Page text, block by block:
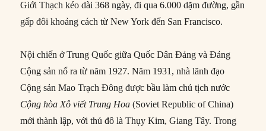
Giới Thạch kéo dài 368 ngày, đi qua 6.000 dặm đường, gần
gấp đôi khoảng cách từ New York đến San Francisco.
Nội chiến ở Trung Quốc giữa Quốc Dân Đảng và Đảng
Cộng sản nổ ra từ năm 1927. Năm 1931, nhà lãnh đạo
Cộng sản Mao Trạch Đông được bầu làm chủ tịch nước
Cộng hòa Xô viết Trung Hoa (Soviet Republic of China)
mới thành lập, với thủ đô là Thụy Kim, Giang Tây. Trong